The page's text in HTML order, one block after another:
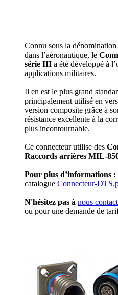
Connu sous la dénomination
dans l’aéronautique, le
série III a été développé à
applications militaires.
Il en est le plus grand
principalement utilisé en
version composite grâce à
résistance excellente à la
plus incontournable.
Ce connecteur utilise des
Raccords arrières MIL-
Pour plus d’informations :
catalogue Connecteur-
N'hésitez pas à nous
ou pour une demande de